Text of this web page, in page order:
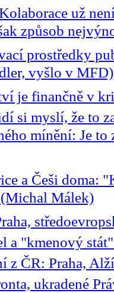
už
způsob
prostředky
vyšlo v MFD)
je finančně v
si myslí, že to
mínění: Je
a Češi doma:
Málek)
a "kmenový
z ČR: Praha,
ukradené